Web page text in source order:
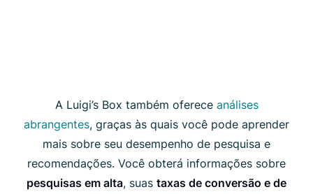
A Luigi’s Box também oferece análises
abrangentes, graças às quais você pode aprender
mais sobre seu desempenho de pesquisa e
recomendações. Você obterá informações sobre
pesquisas em alta, suas taxas de conversão e de